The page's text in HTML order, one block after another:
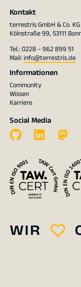
Kontakt
terrestris GmbH & Co. KG
Kölnstraße 99, 53111
Tel.: 0228 – 962 899 51
Mail: info@terrestris.de
Informationen
Community
Wissen
Karriere
Social Media
WIR